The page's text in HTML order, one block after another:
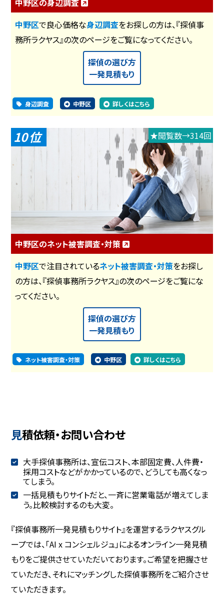
中野区の身辺調査
中野区で良心価格な身辺調査をお探しの方は、『探偵事
務所ラクヤス』の次のページをご覧になってください。
探偵の選び方
一発見積もり
身辺調査 中野区 詳しくはこちら
10 ★閲覧数→314回
中野区のネット被害調査・対策
中野区で注目されているネット被害調査・対策をお探し
の方は、『探偵事務所ラクヤス』の次のページをご覧にな
ってください。
探偵の選び方
一発見積もり
ネット被害調査・対策 中野区 詳しくはこちら
見積依頼・お問い合わせ
大手探偵事務所は、宣伝コスト、本部固定費、人件費・
採用コストなどがかかっているので、どうしても高くなっ
てしまう。
一括見積もりサイトだと、一斉に営業電話が増えてしま
う。比較検討するのも大変。
『探偵事務所一発見積もりサイト』を運営するラクヤスグル
ープでは、「AI x コンシェルジュ」によるオンライン一発見積
もりをご提供させていただいております。ご希望を把握させ
ていただき、それにマッチングした探偵事務所をご紹介させ
ていただきます。